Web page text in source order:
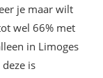
je maar wilt
wel 66% met
in Limoges
deze is